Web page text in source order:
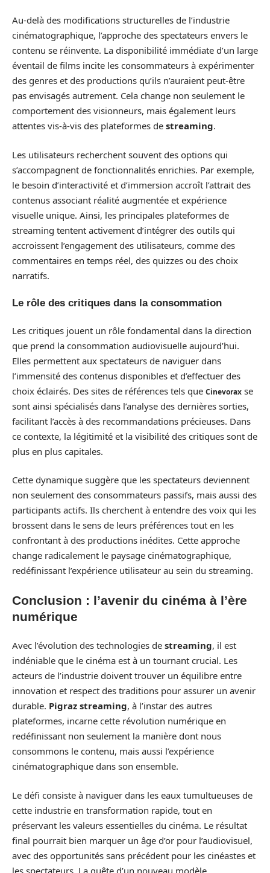
Au-delà des modifications structurelles de l’industrie
cinématographique, l’approche des spectateurs envers le
contenu se réinvente. La disponibilité immédiate d’un large
éventail de films incite les consommateurs à expérimenter
des genres et des productions qu’ils n’auraient peut-être
pas envisagés autrement. Cela change non seulement le
comportement des visionneurs, mais également leurs
attentes vis-à-vis des plateformes de streaming.
Les utilisateurs recherchent souvent des options qui
s’accompagnent de fonctionnalités enrichies. Par exemple,
le besoin d’interactivité et d’immersion accroît l’attrait des
contenus associant réalité augmentée et expérience
visuelle unique. Ainsi, les principales plateformes de
streaming tentent activement d’intégrer des outils qui
accroissent l’engagement des utilisateurs, comme des
commentaires en temps réel, des quizzes ou des choix
narratifs.
Le rôle des critiques dans la consommation
Les critiques jouent un rôle fondamental dans la direction
que prend la consommation audiovisuelle aujourd’hui.
Elles permettent aux spectateurs de naviguer dans
l’immensité des contenus disponibles et d’effectuer des
choix éclairés. Des sites de références tels que Cinevorax se
sont ainsi spécialisés dans l’analyse des dernières sorties,
facilitant l’accès à des recommandations précieuses. Dans
ce contexte, la légitimité et la visibilité des critiques sont de
plus en plus capitales.
Cette dynamique suggère que les spectateurs deviennent
non seulement des consommateurs passifs, mais aussi des
participants actifs. Ils cherchent à entendre des voix qui les
brossent dans le sens de leurs préférences tout en les
confrontant à des productions inédites. Cette approche
change radicalement le paysage cinématographique,
redéfinissant l’expérience utilisateur au sein du streaming.
Conclusion : l’avenir du cinéma à l’ère
numérique
Avec l’évolution des technologies de streaming, il est
indéniable que le cinéma est à un tournant crucial. Les
acteurs de l’industrie doivent trouver un équilibre entre
innovation et respect des traditions pour assurer un avenir
durable. Pigraz streaming, à l’instar des autres
plateformes, incarne cette révolution numérique en
redéfinissant non seulement la manière dont nous
consommons le contenu, mais aussi l’expérience
cinématographique dans son ensemble.
Le défi consiste à naviguer dans les eaux tumultueuses de
cette industrie en transformation rapide, tout en
préservant les valeurs essentielles du cinéma. Le résultat
final pourrait bien marquer un âge d’or pour l’audiovisuel,
avec des opportunités sans précédent pour les cinéastes et
les spectateurs. La quête d’un nouveau modèle